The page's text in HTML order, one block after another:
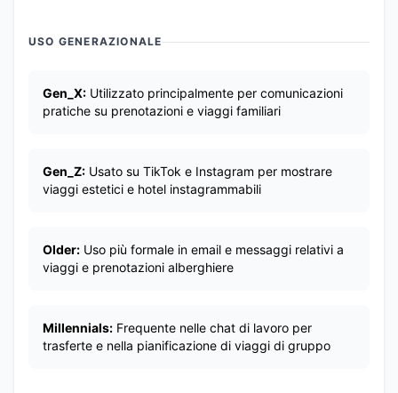
USO GENERAZIONALE
Gen_X: Utilizzato principalmente per comunicazioni
pratiche su prenotazioni e viaggi familiari
Gen_Z: Usato su TikTok e Instagram per mostrare
viaggi estetici e hotel instagrammabili
Older: Uso più formale in email e messaggi relativi a
viaggi e prenotazioni alberghiere
Millennials: Frequente nelle chat di lavoro per
trasferte e nella pianificazione di viaggi di gruppo